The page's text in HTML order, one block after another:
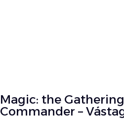
Magic: the
Commander –